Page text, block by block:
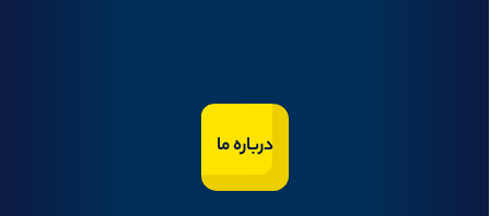
درباره ما